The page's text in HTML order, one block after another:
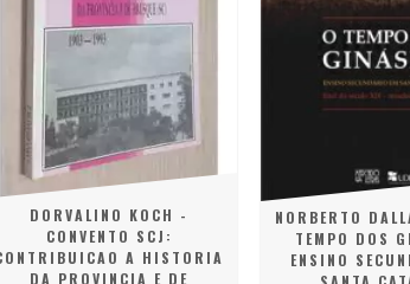
DORVALINO KOCH -
CONVENTO SCJ:
A HISTORIA
DA PROVINCIA E DE
NORBERTO
TEMPO DOS
ENSINO